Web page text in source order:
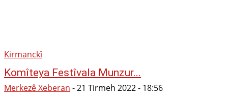
Kirmanckî
Komîteya Festîvala Munzur...
Merkezê Xeberan -21 Tirmeh 2022 - 18:56